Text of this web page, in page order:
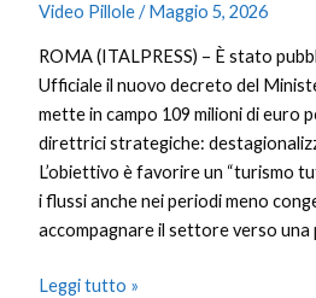
Video Pillole/ Maggio 5, 2026
ROMA (ITALPRESS) – È stato
Ufficiale il nuovo decreto del
mette in campo 109 milioni di euro
direttrici strategiche:
L’obiettivo è favorire un “turismo
i flussi anche nei periodi meno
accompagnare il settore verso una
Leggi tutto »